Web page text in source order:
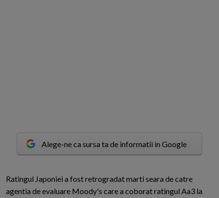
Alege-ne ca sursa ta de informatii in Google
Ratingul Japoniei a fost retrogradat marti seara de catre
agentia de evaluare Moody's care a coborat ratingul Aa3 la